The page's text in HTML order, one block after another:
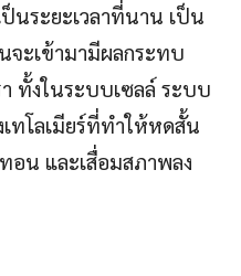
นระยะเวลาที่นาน เป็น
ะเข้ามามีผลกระทบ
า ทั้งในระบบเซลล์ ระบบ
ทโลเมียร์ที่ทำให้หดสั้น
อน และเสื่อมสภาพลง